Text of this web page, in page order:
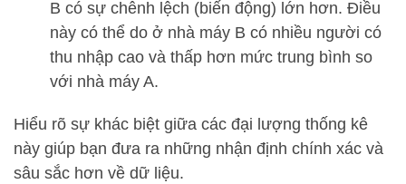
B có sự chênh lệch (biến động) lớn hơn. Điều
này có thể do ở nhà máy B có nhiều người có
thu nhập cao và thấp hơn mức trung bình so
với nhà máy A.
Hiểu rõ sự khác biệt giữa các đại lượng thống kê
này giúp bạn đưa ra những nhận định chính xác và
sâu sắc hơn về dữ liệu.